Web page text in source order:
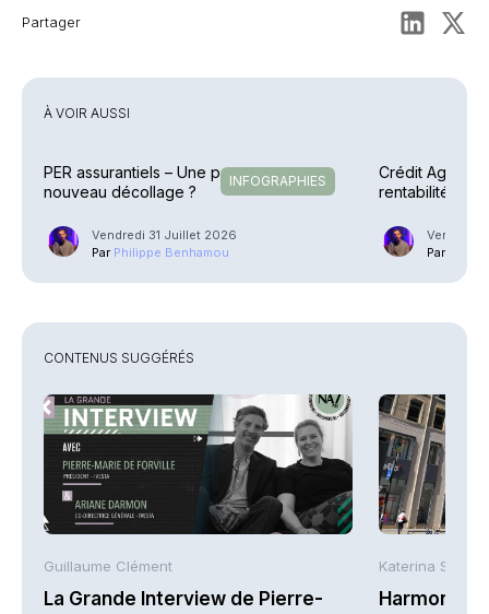
Partager
À VOIR AUSSI
INFOGRAPHIES
PER assurantiels – Une pause avant un
nouveau décollage ?
Vendredi 31 Juillet 2026
Par Philippe Benhamou
Crédit
rentabilité en
Vendredi
Par
CONTENUS SUGGÉRÉS
Guillaume Clément
La Grande Interview de Pierre-
Katerina
Harmonie